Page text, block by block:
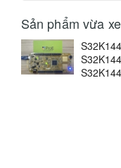
Sản phẩm vừa